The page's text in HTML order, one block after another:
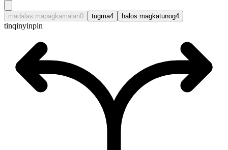
madalas mapagkamalan0 tugma4 halos magkatunog4
tinqinyinpin